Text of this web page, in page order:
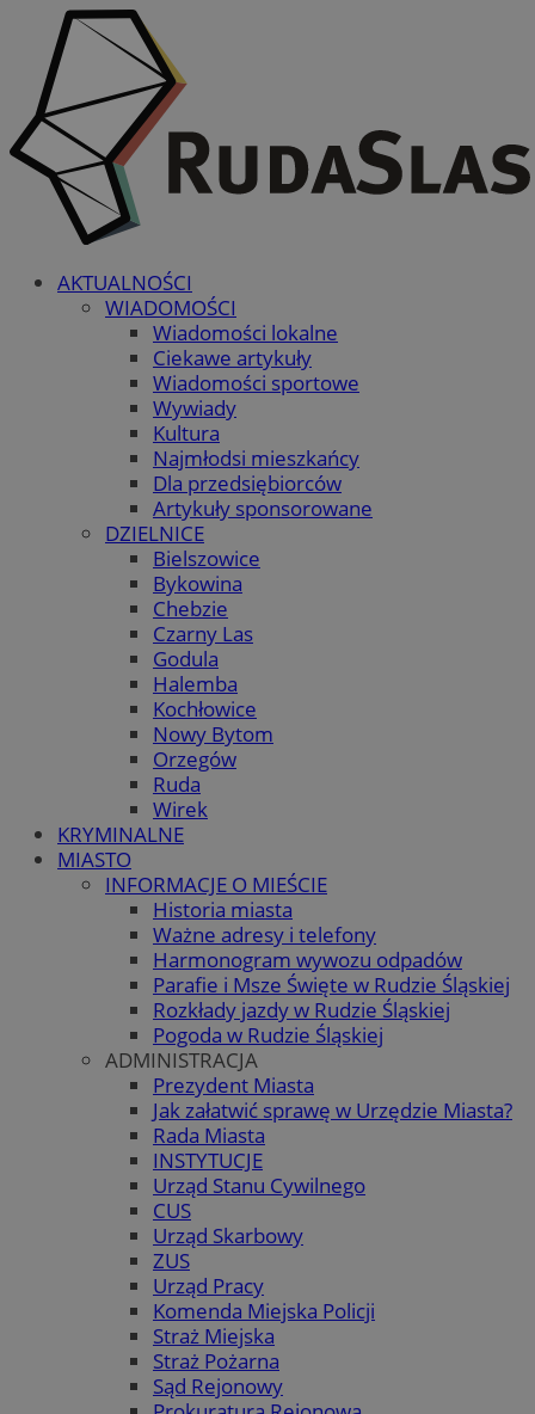
AKTUALNOŚCI
WIADOMOŚCI
Wiadomości lokalne
Ciekawe artykuły
Wiadomości sportowe
Wywiady
Kultura
Najmłodsi mieszkańcy
Dla przedsiębiorców
Artykuły sponsorowane
DZIELNICE
Bielszowice
Bykowina
Chebzie
Czarny Las
Godula
Halemba
Kochłowice
Nowy Bytom
Orzegów
Ruda
Wirek
KRYMINALNE
MIASTO
INFORMACJE O MIEŚCIE
Historia miasta
Ważne adresy i telefony
Harmonogram wywozu odpadów
Parafie i Msze Święte w Rudzie Śląskiej
Rozkłady jazdy w Rudzie Śląskiej
Pogoda w Rudzie Śląskiej
ADMINISTRACJA
Prezydent Miasta
Jak załatwić sprawę w Urzędzie Miasta?
Rada Miasta
INSTYTUCJE
Urząd Stanu Cywilnego
CUS
Urząd Skarbowy
ZUS
Urząd Pracy
Komenda Miejska Policji
Straż Miejska
Straż Pożarna
Sąd Rejonowy